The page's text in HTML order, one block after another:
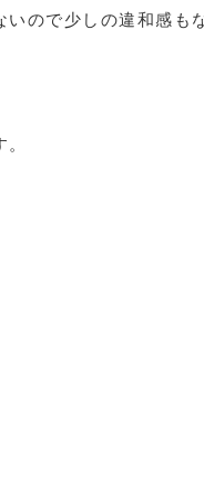
ので少しの違和感も